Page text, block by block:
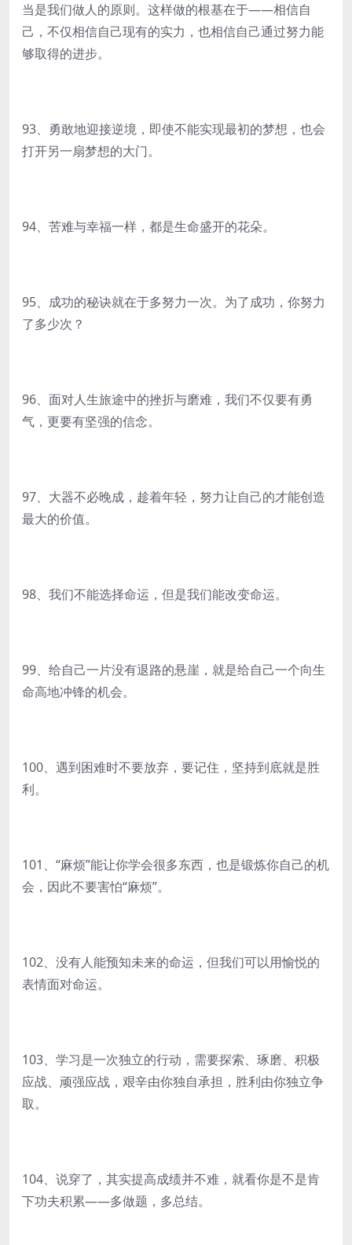
当是我们做人的原则。这样做的根基在于——相信自
己，不仅相信自己现有的实力，也相信自己通过努力能
够取得的进步。
93、勇敢地迎接逆境，即使不能实现最初的梦想，也会
打开另一扇梦想的大门。
94、苦难与幸福一样，都是生命盛开的花朵。
95、成功的秘诀就在于多努力一次。为了成功，你努力
了多少次？
96、面对人生旅途中的挫折与磨难，我们不仅要有勇
气，更要有坚强的信念。
97、大器不必晚成，趁着年轻，努力让自己的才能创造
最大的价值。
98、我们不能选择命运，但是我们能改变命运。
99、给自己一片没有退路的悬崖，就是给自己一个向生
命高地冲锋的机会。
100、遇到困难时不要放弃，要记住，坚持到底就是胜
利。
101、“麻烦”能让你学会很多东西，也是锻炼你自己的机
会，因此不要害怕“麻烦”。
102、没有人能预知未来的命运，但我们可以用愉悦的
表情面对命运。
103、学习是一次独立的行动，需要探索、琢磨、积极
应战、顽强应战，艰辛由你独自承担，胜利由你独立争
取。
104、说穿了，其实提高成绩并不难，就看你是不是肯
下功夫积累——多做题，多总结。